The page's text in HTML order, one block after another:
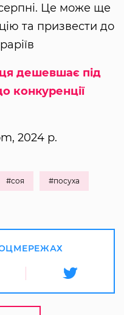
Це може ще
та призвести до
дешевшає під
конкуренції
2024 р.
#соя #посуха